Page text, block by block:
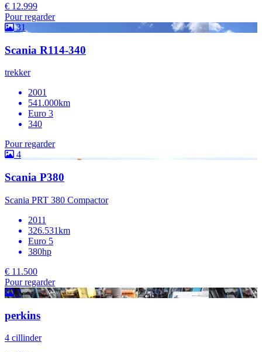
€ 12.999
Pour regarder
31
Scania R114-340
trekker
2001
541.000km
Euro 3
340
Pour regarder
4
Scania P380
Scania PRT 380 Compactor
2011
326.531km
Euro 5
380hp
€ 11.500
Pour regarder
7
perkins
4 cillinder